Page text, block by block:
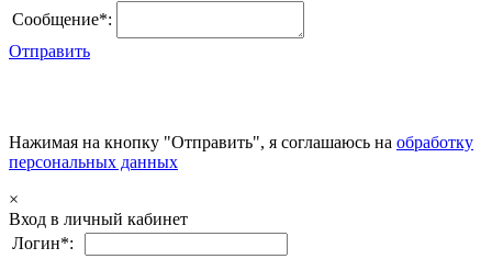
Сообщение*:
Отправить
Нажимая на кнопку "Отправить", я соглашаюсь на обработку
персональных данных
×
Вход в личный кабинет
Логин*: